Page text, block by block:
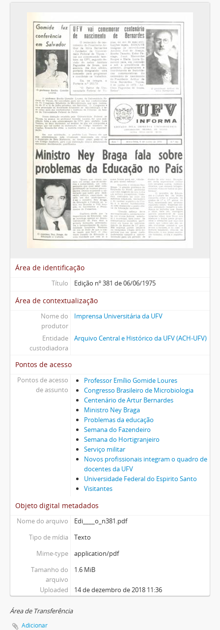
Área de identificação
Título Edição nº 381 de 06/06/1975
Área de contextualização
Nome do
produtor
Imprensa Universitária da UFV
Entidade
custodiadora
Arquivo Central e Histórico da UFV (ACH-UFV)
Pontos de acesso
Pontos de acesso
de assunto
Professor Emílio Gomide Loures
Congresso Brasileiro de Microbiologia
Centenário de Artur Bernardes
Ministro Ney Braga
Problemas da educação
Semana do Fazendeiro
Semana do Hortigranjeiro
Serviço militar
Novos profissionais integram o quadro de
docentes da UFV
Universidade Federal do Espirito Santo
Visitantes
Objeto digital metadados
Nome do arquivo
Edi____o_n381.pdf
Tipo de mídia
Texto
Mime-type
application/pdf
Tamanho do
arquivo
1.6 MiB
Uploaded 14 de dezembro de 2018 11:36
Área de Transferência
Adicionar